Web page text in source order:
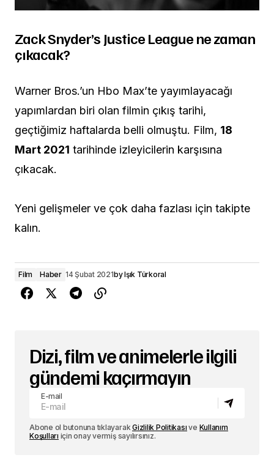
Zack Snyder’s Justice League ne zaman
çıkacak?
Warner Bros.’un Hbo Max’te yayımlayacağı
yapımlardan biri olan filmin çıkış tarihi,
geçtiğimiz haftalarda belli olmuştu. Film, 18
Mart 2021 tarihinde izleyicilerin karşısına
çıkacak.
Yeni gelişmeler ve çok daha fazlası için takipte
kalın.
Film Haber 14 Şubat 2021byIşık Türkoral
Dizi, film ve animelerle ilgili
gündemi kaçırmayın
E-mail
Abone ol butonuna tıklayarakGizlilik Politikası ve Kullanım
Koşulları için onay vermiş sayılırsınız.